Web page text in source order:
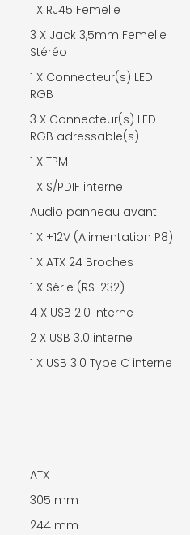
1 X RJ45 Femelle
3 X Jack 3,5mm Femelle
Stéréo
1 X Connecteur(s) LED
RGB
3 X Connecteur(s) LED
RGB adressable(s)
1 X TPM
1 X S/PDIF interne
Audio panneau avant
1 X +12V (Alimentation P8)
1 X ATX 24 Broches
1 X Série (RS-232)
4 X USB 2.0 interne
2 X USB 3.0 interne
1 X USB 3.0 Type C interne
ATX
305 mm
244 mm